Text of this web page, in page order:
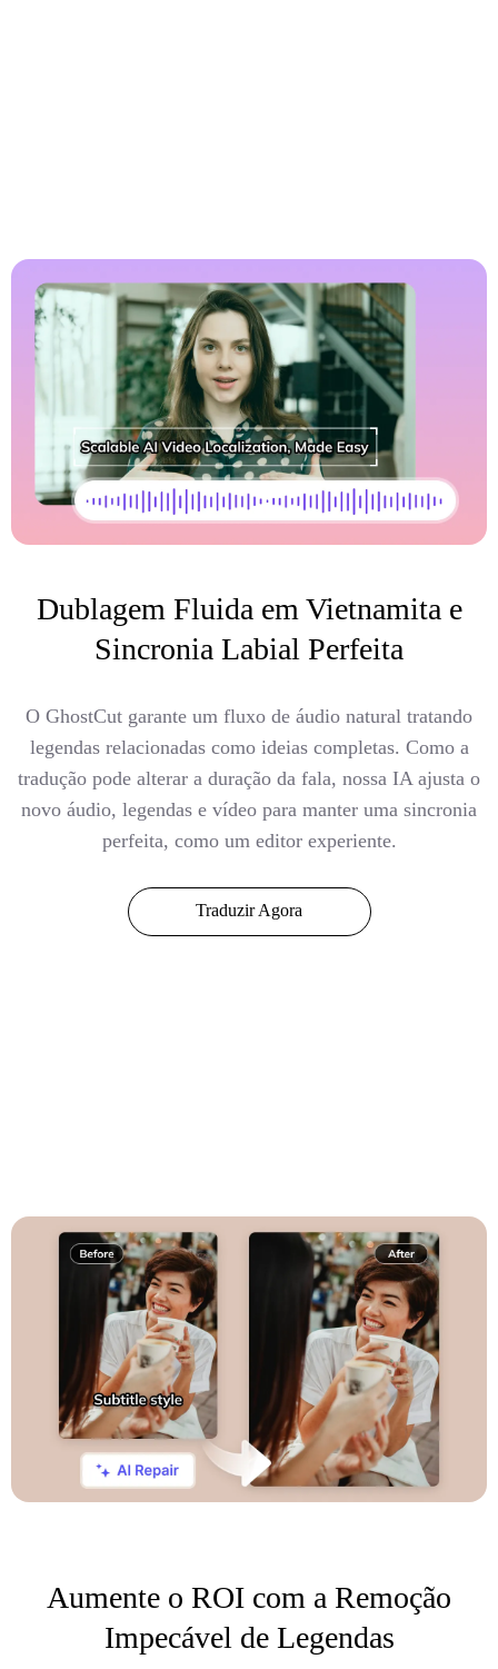
Dublagem Fluida em Vietnamita e
Sincronia Labial Perfeita
O GhostCut garante um fluxo de áudio natural tratando
legendas relacionadas como ideias completas. Como a
tradução pode alterar a duração da fala, nossa IA ajusta o
novo áudio, legendas e vídeo para manter uma sincronia
perfeita, como um editor experiente.
Traduzir Agora
Aumente o ROI com a Remoção
Impecável de Legendas